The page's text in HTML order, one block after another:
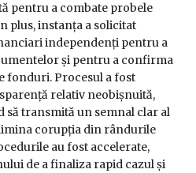
pentru a combate probele
plus, instanța a solicitat
independenți pentru a
și pentru a confirma
fonduri. Procesul a fost
relativ neobișnuită,
transmită un semnal clar al
corupția din rândurile
au fost accelerate,
de a finaliza rapid cazul și